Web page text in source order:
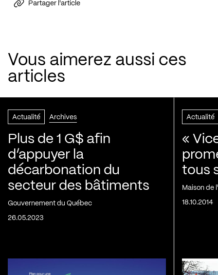
Partager l'article
Vous aimerez aussi ces
articles
Actualité Archives
Plus de 1 G$ afin
d’appuyer la
décarbonation du
secteur des bâtiments
Gouvernement du Québec
26.05.2023
Actualité
«
tous
Maison de
18.10.2014